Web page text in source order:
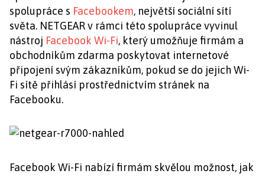
spolupráce s Facebookem, největší sociální sítí
světa. NETGEAR v rámci této spolupráce vyvinul
nástroj Facebook Wi-Fi, který umožňuje firmám a
obchodníkům zdarma poskytovat internetové
připojení svým zákazníkům, pokud se do jejich Wi-
Fi sítě přihlásí prostřednictvím stránek na
Facebooku.
Facebook Wi-Fi nabízí firmám skvělou možnost, jak